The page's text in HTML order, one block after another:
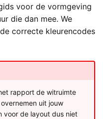
voor de vormgeving
die dan mee. We
correcte kleurencodes
rapport de witruimte
uit jouw
voor de layout dus niet